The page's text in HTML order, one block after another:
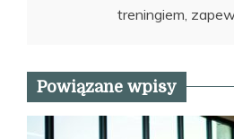
treningiem,
Powiązane wpisy